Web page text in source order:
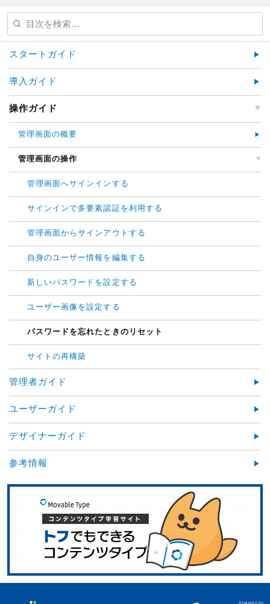
スタートガイド
導入ガイド
操作ガイド
管理画面の概要
管理画面の操作
管理画面へサインインする
サインインで多要素認証を利用する
管理画面からサインアウトする
自身のユーザー情報を編集する
新しいパスワードを設定する
ユーザー画像を設定する
パスワードを忘れたときのリセット
サイトの再構築
管理者ガイド
ユーザーガイド
デザイナーガイド
参考情報